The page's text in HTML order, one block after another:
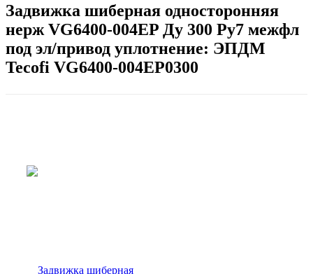
Задвижка шиберная односторонняя
нерж VG6400-004EP Ду 300 Ру7 межфл
под эл/привод уплотнение: ЭПДМ
Tecofi VG6400-004EP0300